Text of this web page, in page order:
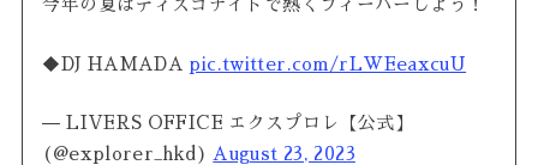
今年の夏はディスコナイトで熱くフィーバーしよう！
◆DJ HAMADA pic.twitter.com/rLWEeaxcuU
— LIVERS OFFICE エクスプロレ【公式】
(@explorer_hkd)
August 23, 2023